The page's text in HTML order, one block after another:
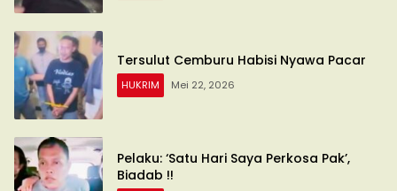
Tersulut Cemburu Habisi Nyawa Pacar
HUKRIM Mei 22, 2026
Pelaku: ‘Satu Hari Saya Perkosa Pak’,
Biadab !!